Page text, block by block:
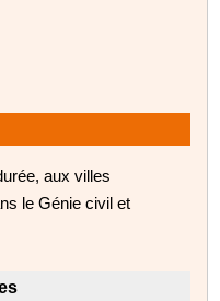
aux villes
le Génie civil et